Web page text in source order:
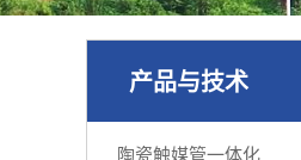
产品与技术
陶瓷触媒管一体化